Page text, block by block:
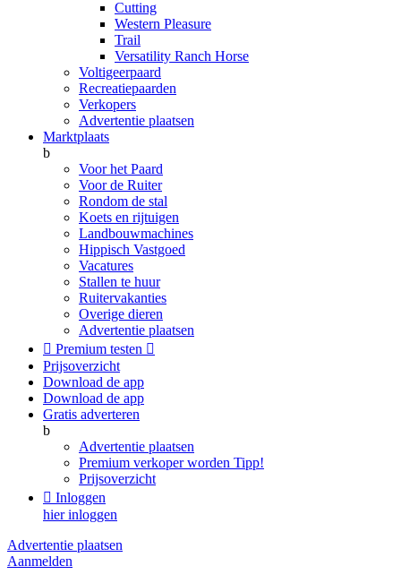
Cutting
Western Pleasure
Trail
Versatility Ranch Horse
Voltigeerpaard
Recreatiepaarden
Verkopers
Advertentie plaatsen
Marktplaats
b
Voor het Paard
Voor de Ruiter
Rondom de stal
Koets en rijtuigen
Landbouwmachines
Hippisch Vastgoed
Vacatures
Stallen te huur
Ruitervakanties
Overige dieren
Advertentie plaatsen
 Premium testen 
Prijsoverzicht
Download de app
Download de app
Gratis adverteren
b
Advertentie plaatsen
Premium verkoper worden Tipp!
Prijsoverzicht
 Inloggen
hier inloggen
Advertentie plaatsen
Aanmelden